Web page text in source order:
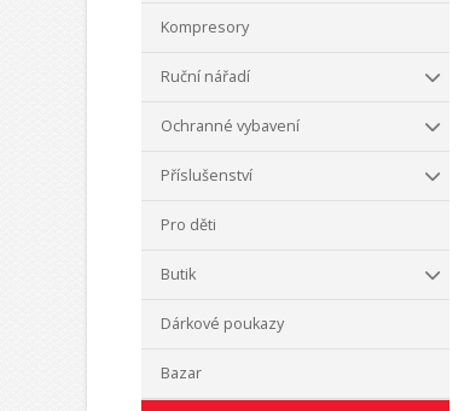
Kompresory
Ruční nářadí
Ochranné vybavení
Příslušenství
Pro děti
Butik
Dárkové poukazy
Bazar